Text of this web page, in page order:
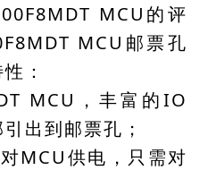
MCU的评
MCU邮票孔
：
MCU，丰富的IO
出到邮票孔；
MCU供电，只需对